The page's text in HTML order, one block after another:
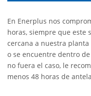
En Enerplus nos
horas, siempre que este
cercana a nuestra
o se encuentre dentro
no fuera el caso, le
menos 48 horas de